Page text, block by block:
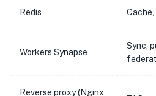
Redis
Workers Synapse
Sync,
Reverse proxy (Nginx,